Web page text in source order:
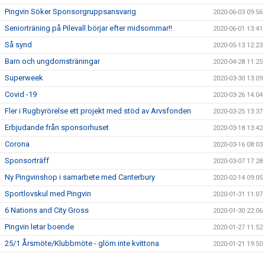
Pingvin Söker Sponsorgruppsansvarig 2020-06-03 09:56
Seniorträning på Pilevall börjar efter midsommar!! 2020-06-01 13:41
Så synd 2020-05-13 12:23
Barn och ungdomsträningar 2020-04-28 11:25
Superweek 2020-03-30 13:09
Covid -19 2020-03-26 14:04
Fler i Rugbyrörelse ett projekt med stöd av Arvsfonden 2020-03-25 13:37
Erbjudande från sponsorhuset 2020-03-18 13:42
Corona 2020-03-16 08:03
Sponsorträff 2020-03-07 17:28
Ny Pingvinshop i samarbete med Canterbury 2020-02-14 09:05
Sportlovskul med Pingvin 2020-01-31 11:07
6 Nations and City Gross 2020-01-30 22:06
Pingvin letar boende 2020-01-27 11:52
25/1 Årsmöte/Klubbmöte - glöm inte kvittona 2020-01-21 19:50